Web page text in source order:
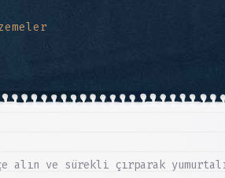
alın ve sürekli çırparak